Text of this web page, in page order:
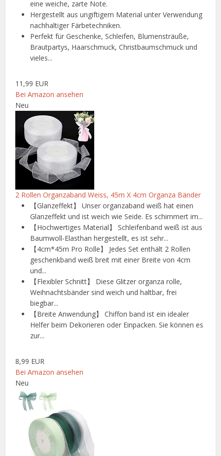
eine weiche, zarte Note.
Hergestellt aus ungiftigem Material unter Verwendung
nachhaltiger Färbetechniken.
Perfekt für Geschenke, Schleifen, Blumensträuße,
Brautpartys, Haarschmuck, Christbaumschmuck und
vieles...
11,99 EUR
Bei Amazon ansehen
Neu
2 Rollen Organzaband Weiss, 45m X 4cm Organza Bänder
【Glanzeffekt】 Unser organzaband weiß hat einen
Glanzeffekt und ist weich wie Seide. Es schimmert im...
【Hochwertiges Material】 Schleifenband weiß ist aus
Baumwoll-Elasthan hergestellt, es ist sehr...
【4cm*45m Pro Rolle】 Jedes Set enthält 2 Rollen
geschenkband weiß breit mit einer Breite von 4cm
und...
【Flexibler Schnitt】 Diese Glitzer organza rolle,
Weihnachtsbänder sind weich und haltbar, frei
biegbar...
【Breite Anwendung】 Chiffon band ist ein idealer
Helfer beim Dekorieren oder Einpacken. Sie können es
zur...
8,99 EUR
Bei Amazon ansehen
Neu